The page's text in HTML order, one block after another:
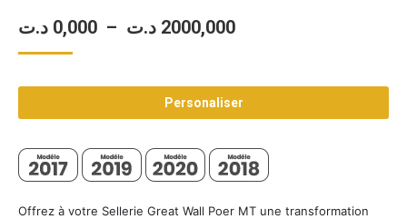
0,000 د.ت – 2000,000 د.ت
Plage
prix :
0,000 د.تPersonaliser
Offrez à votre Sellerie Great Wall Poer MT une transformation